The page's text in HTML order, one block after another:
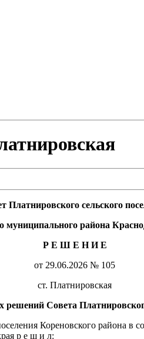
Платнировского сельского
муниципального района
Р Е Ш Е Н И Е
от 29.06.2026 № 105
ст. Платнировская
решений Совета
Кореновского района в
р е ш и л: